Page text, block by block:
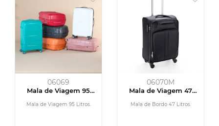
06069
Mala de Viagem 95
Mala de Viagem 95 Litros.
06070M
Mala de Viagem 47
Mala de Bordo 47 Litros.